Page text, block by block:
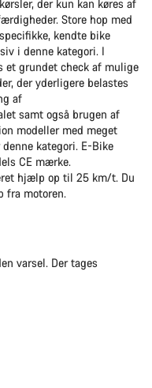
der kun kan køres af
Store hop med
kendte bike
i denne kategori. I
et grundet check af mulige
der yderligere belastes
af
samt også brugen af
modeller med meget
kategori. E-Bike
CE mærke.
hjælp op til 25 km/t. Du
fra motoren.
varsel. Der tages